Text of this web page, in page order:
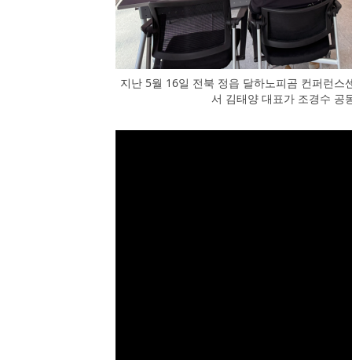
지난 5월 16일 전북 정읍 달하노피곰 컨퍼런
서 김태양 대표가 조경수 공